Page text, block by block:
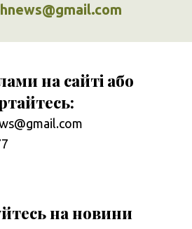
на сайті або
на новини